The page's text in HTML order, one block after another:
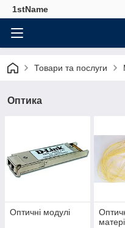
1stName
Товари та послуги
Оптика
Оптичні модулі